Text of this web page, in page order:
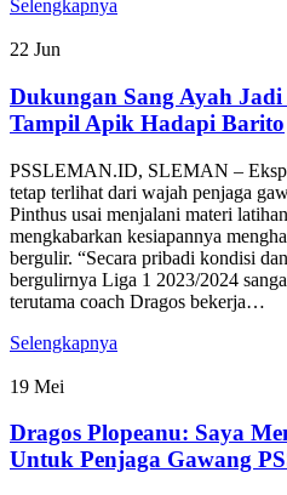
Selengkapnya
22 Jun
Dukungan Sang Ayah
Tampil Apik Hadapi Barito
PSSLEMAN.ID, SLEMAN –
tetap terlihat dari wajah penjaga
Pinthus usai menjalani materi
mengkabarkan kesiapannya
bergulir. “Secara pribadi kondisi
bergulirnya Liga 1 2023/2024
terutama coach Dragos bekerja…
Selengkapnya
19 Mei
Dragos Plopeanu: Saya
Untuk Penjaga Gawang